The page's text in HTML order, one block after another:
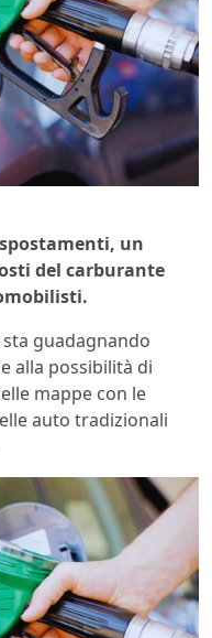
un
del carburante
sta guadagnando
alla possibilità di
mappe con le
auto tradizionali